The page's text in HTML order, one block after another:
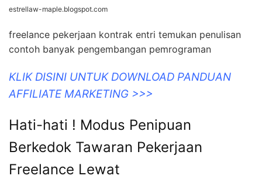
estrellaw-maple.blogspot.com
freelance pekerjaan kontrak entri temukan penulisan
contoh banyak pengembangan pemrograman
KLIK DISINI UNTUK DOWNLOAD PANDUAN
AFFILIATE MARKETING >>>
Hati-hati ! Modus Penipuan
Berkedok Tawaran Pekerjaan
Freelance Lewat